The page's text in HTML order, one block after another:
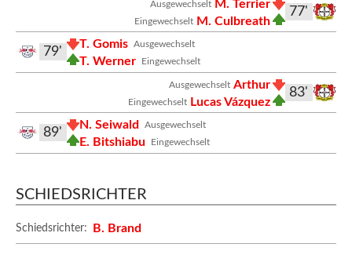
77'
Ausgewechselt M. Terrier
Eingewechselt M. Culbreath
Ausgewechselt
T. Gomis
Eingewechselt
T. Werner
79'
83'
Ausgewechselt Arthur
Eingewechselt Lucas Vázquez
Ausgewechselt
N. Seiwald
Eingewechselt
E. Bitshiabu
89'
SCHIEDSRICHTER
Schiedsrichter: B. Brand